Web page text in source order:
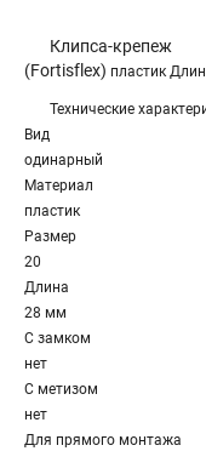
Клипса-
(Fortisflex) пластик
Технические
Вид
одинарный
Материал
пластик
Размер
20
Длина
28 мм
С замком
нет
С метизом
нет
Для прямого монтажа